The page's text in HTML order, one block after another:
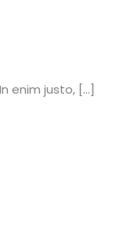
enim justo, […]